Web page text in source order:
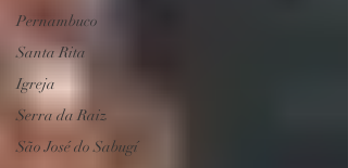
Pernambuco
Santa Rita
Igreja
Serra da Raiz
São José do Sabugí